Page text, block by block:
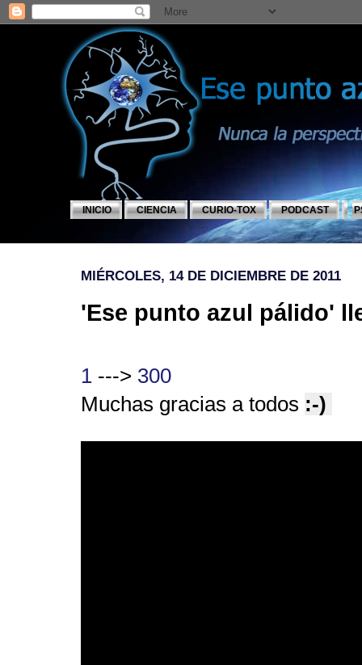
INICIO CIENCIA CURIO-TOX PODCAST
MIÉRCOLES, 14 DE DICIEMBRE DE 2011
'Ese punto azul pálido'
1 ---> 300
Muchas gracias a todos :-)